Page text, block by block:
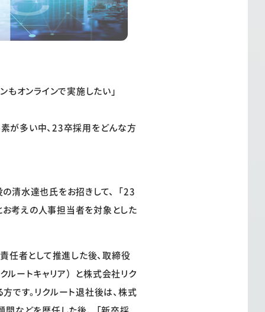
オンラインで実施したい」
が多い中、23卒採用をどんな方
清水達也氏をお招きして、「23
考えの人事担当者を対象とした
任者として推進した後、取締役
ルートキャリア）と株式会社リク
です。リクルート退社後は、株式